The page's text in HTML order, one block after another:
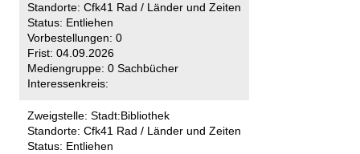
Standorte: Cfk41 Rad / Länder und Zeiten
Status: Entliehen
Vorbestellungen: 0
Frist: 04.09.2026
Mediengruppe: 0 Sachbücher
Interessenkreis:
Zweigstelle: Stadt:Bibliothek
Standorte: Cfk41 Rad / Länder und Zeiten
Status: Entliehen